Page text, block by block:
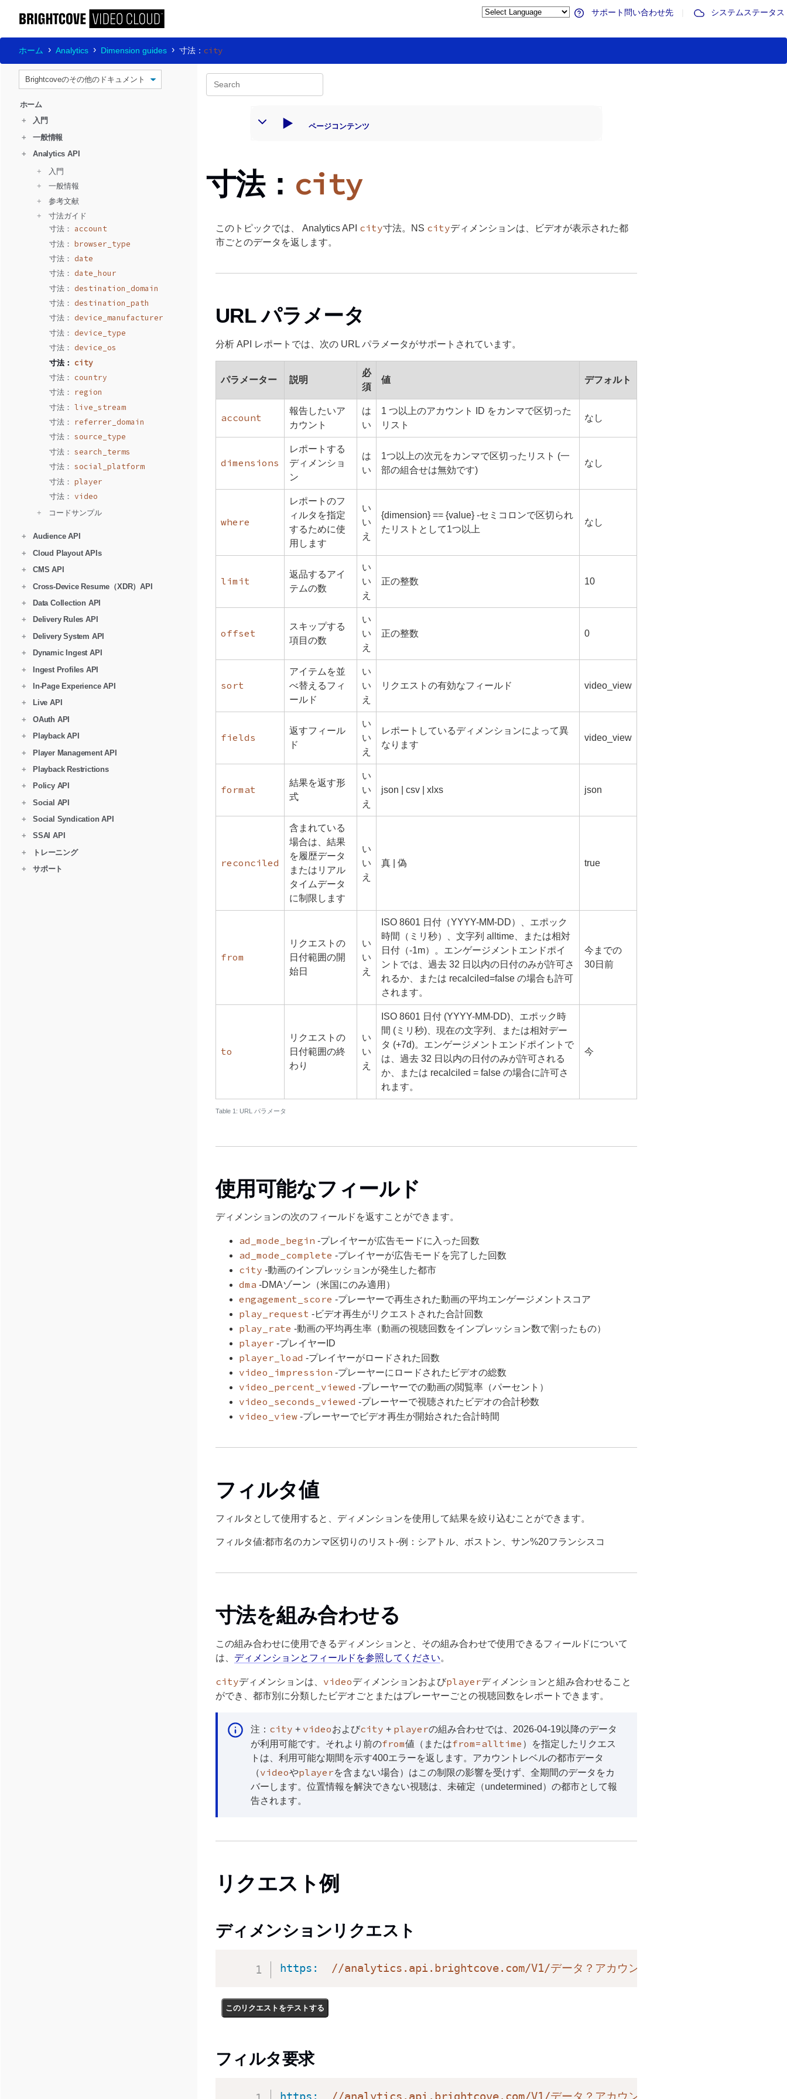
サポート問い合わせ先 システムステータス
ホーム Analytics Dimension guides 寸法： city
ホーム
+
入門
+
一般情報
+
Analytics API
+
入門
+
一般情報
+
参考文献
+
寸法ガイド
寸法： account
寸法： browser_type
寸法： date
寸法： date_hour
寸法： destination_domain
寸法： destination_path
寸法： device_manufacturer
寸法： device_type
寸法： device_os
寸法： city
寸法： country
寸法： region
寸法： live_stream
寸法： referrer_domain
寸法： source_type
寸法： search_terms
寸法： social_platform
寸法： player
寸法： video
+ コードサンプル
+
Audience API
+
Cloud Playout APIs
+
CMS API
+
Cross-Device Resume（XDR）API
+
Data Collection API
+
Delivery Rules API
+
Delivery System API
+
Dynamic Ingest API
+
Ingest Profiles API
+
In-Page Experience API
+
Live API
+
OAuth API
+
Playback API
+
Player Management API
+
Playback Restrictions
+
Policy API
+
Social API
+
Social Syndication API
+
SSAI API
+
トレーニング
+
サポート
ページコンテンツ
寸法： city
このトピックでは、 Analytics API city寸法。NS cityディメンションは、ビデオが表示された都
市ごとのデータを返します。
URL パラメータ
分析 API レポートでは、次の URL パラメータがサポートされています。
URL パラメータ
パラメーター 説明
必
須
値 デフォルト
account
報告したいア
カウント
は
い
1 つ以上のアカウント ID をカンマで区切った
リスト
なし
dimensions
レポートする
ディメンショ
ン
は
い
1つ以上の次元をカンマで区切ったリスト (一
部の組合せは無効です)
なし
where
レポートのフ
ィルタを指定
するために使
用します
い
い
え
{dimension} == {value} -セミコロンで区切られ
たリストとして1つ以上
なし
limit
返品するアイ
テムの数
い
い
え
正の整数 10
offset
スキップする
項目の数
い
い
え
正の整数 0
sort
アイテムを並
べ替えるフィ
ールド
い
い
え
リクエストの有効なフィールド video_view
fields
返すフィール
ド
い
い
え
レポートしているディメンションによって異
なります
video_view
format
結果を返す形
式
い
い
え
json | csv | xlxs json
reconciled
含まれている
場合は、結果
を履歴データ
またはリアル
タイムデータ
に制限します
い
い
え
真 | 偽 true
from
リクエストの
日付範囲の開
始日
い
い
え
ISO 8601 日付（YYYY-MM-DD）、エポック
時間（ミリ秒）、文字列 alltime、または相対
日付（-1m）。エンゲージメントエンドポイ
ントでは、過去 32 日以内の日付のみが許可さ
れるか、または recalciled=false の場合も許可
されます。
今までの
30日前
to
リクエストの
日付範囲の終
わり
い
い
え
ISO 8601 日付 (YYYY-MM-DD)、エポック時
間 (ミリ秒)、現在の文字列、または相対デー
タ (+7d)。エンゲージメントエンドポイントで
は、過去 32 日以内の日付のみが許可される
か、または recalciled = false の場合に許可さ
れます。
今
使用可能なフィールド
ディメンションの次のフィールドを返すことができます。
ad_mode_begin -プレイヤーが広告モードに入った回数
ad_mode_complete -プレイヤーが広告モードを完了した回数
city -動画のインプレッションが発生した都市
dma -DMAゾーン（米国にのみ適用）
engagement_score -プレーヤーで再生された動画の平均エンゲージメントスコア
play_request -ビデオ再生がリクエストされた合計回数
play_rate -動画の平均再生率（動画の視聴回数をインプレッション数で割ったもの）
player -プレイヤーID
player_load -プレイヤーがロードされた回数
video_impression -プレーヤーにロードされたビデオの総数
video_percent_viewed -プレーヤーでの動画の閲覧率（パーセント）
video_seconds_viewed -プレーヤーで視聴されたビデオの合計秒数
video_view-プレーヤーでビデオ再生が開始された合計時間
フィルタ値
フィルタとして使用すると、ディメンションを使用して結果を絞り込むことができます。
フィルタ値:都市名のカンマ区切りのリスト-例：シアトル、ボストン、サン%20フランシスコ
寸法を組み合わせる
この組み合わせに使用できるディメンションと、その組み合わせで使用できるフィールドについて
は、 ディメンションとフィールドを参照してください。
cityディメンションは、 videoディメンションおよびplayerディメンションと組み合わせること
ができ、都市別に分類したビデオごとまたはプレーヤーごとの視聴回数をレポートできます。
注： city + videoおよびcity + playerの組み合わせでは、2026-04-19以降のデータ
が利用可能です。それより前のfrom値（またはfrom=alltime ）を指定したリクエス
トは、利用可能な期間を示す400エラーを返します。アカウントレベルの都市データ
（videoやplayerを含まない場合）はこの制限の影響を受けず、全期間のデータをカ
バーします。位置情報を解決できない視聴は、未確定（undetermined）の都市として報
告されます。
リクエスト例
ディメンションリクエスト
https: //analytics.api.brightcove.com/V1/データ？アカウント
このリクエストをテストする
フィルタ要求